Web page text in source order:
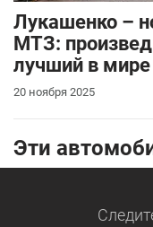
Лукашенко –
МТЗ:
лучший в мире
20 ноября 2025
Эти